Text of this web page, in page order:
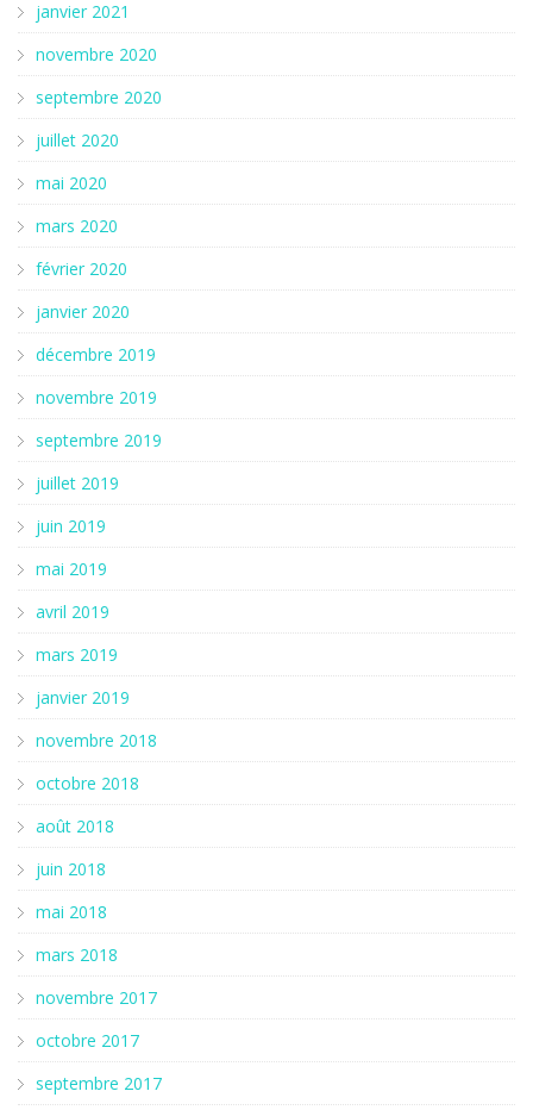
janvier 2021
novembre 2020
septembre 2020
juillet 2020
mai 2020
mars 2020
février 2020
janvier 2020
décembre 2019
novembre 2019
septembre 2019
juillet 2019
juin 2019
mai 2019
avril 2019
mars 2019
janvier 2019
novembre 2018
octobre 2018
août 2018
juin 2018
mai 2018
mars 2018
novembre 2017
octobre 2017
septembre 2017